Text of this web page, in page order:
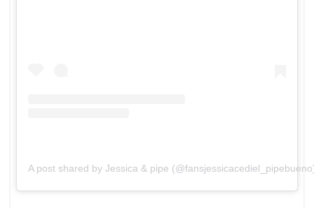
A post shared by Jessica & pipe